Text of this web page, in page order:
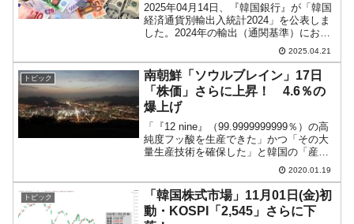
2025年04月14日、『韓国銀行』が「韓国
経済通貨別輸出入統計2024」を公表しま
した。2024年の輸出（通関基準）におけ
る米ドル建ての決済比率は、前年に比べ
て1.4ポイント上昇一方で、ユーロ（-0.8
ポイント）、円（-0.3ポイント）...
2025.04.21
トピック
南朝鮮「ソウルブレイン」17日
「株価」さらに上昇！ 4.6％の
爆上げ
「『12 nine』（99.9999999999％）の高
純度フッ酸を生産できた」かつ「その大
量生産技術を確保した」と韓国の「産業
通商資源部」から紹介された※、韓国希
望の星「ソウルブレイン社」。2020年01
月17日(金)、ソウルブレイン社の...
2020.01.19
トピック
「韓国株式市場」11月01日(金)初
動・KOSPI「2,545」さらに下